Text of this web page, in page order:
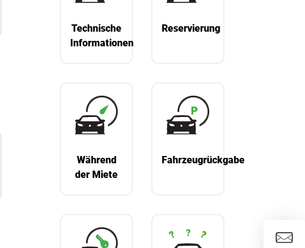
Technische
Informationen
Reservierung
Während
der Miete
Fahrzeugrückgabe